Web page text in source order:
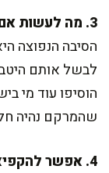
3. מה לעשות אם החומוס יוצא גושי ולא קרמי?
הסיבה הנפוצה
לבשל אותם
הוסיפו עוד מי
שהמרקם נהיה
4. אפשר להקפיא את החומוס?